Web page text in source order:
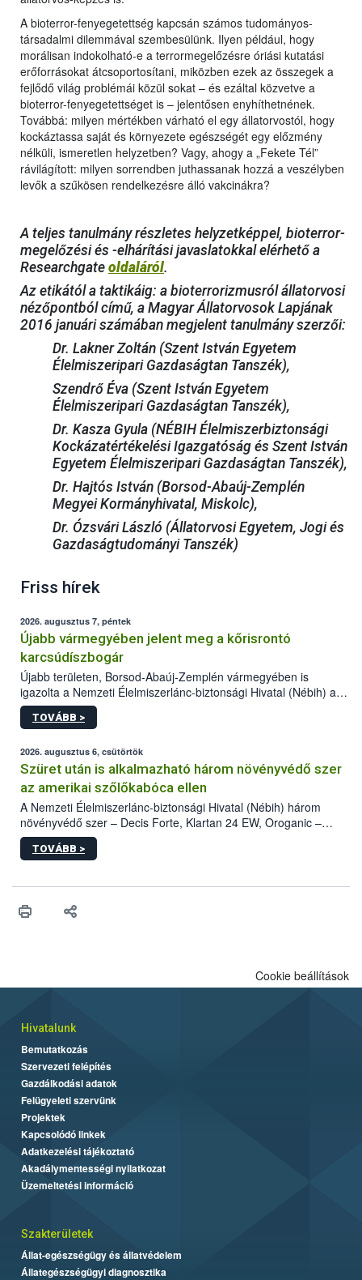
A bioterror-fenyegetettség kapcsán számos tudományos-
társadalmi dilemmával szembesülünk. Ilyen például, hogy
morálisan indokolható-e a terrormegelőzésre óriási kutatási
erőforrásokat átcsoportosítani, miközben ezek az összegek a
fejlődő világ problémái közül sokat – és ezáltal közvetve a
bioterror-fenyegetettséget is – jelentősen enyhíthetnének.
Továbbá: milyen mértékben várható el egy állatorvostól, hogy
kockáztassa saját és környezete egészségét egy előzmény
nélküli, ismeretlen helyzetben? Vagy, ahogy a „Fekete Tél”
rávilágított: milyen sorrendben juthassanak hozzá a veszélyben
levők a szűkösen rendelkezésre álló vakcinákra?
A teljes tanulmány részletes helyzetképpel, bioterror-
megelőzési és -elhárítási javaslatokkal elérhető a
Researchgate oldaláról.
Az etikától a taktikáig: a bioterrorizmusról állatorvosi
nézőpontból című, a Magyar Állatorvosok Lapjának
2016 januári számában megjelent tanulmány szerzői:
Dr. Lakner Zoltán (Szent István Egyetem
Élelmiszeripari Gazdaságtan Tanszék),
Szendrő Éva (Szent István Egyetem
Élelmiszeripari Gazdaságtan Tanszék),
Dr. Kasza Gyula (NÉBIH Élelmiszerbiztonsági
Kockázatértékelési Igazgatóság és Szent István
Egyetem Élelmiszeripari Gazdaságtan Tanszék),
Dr. Hajtós István (Borsod-Abaúj-Zemplén
Megyei Kormányhivatal, Miskolc),
Dr. Ózsvári László (Állatorvosi Egyetem, Jogi és
Gazdaságtudományi Tanszék)
Friss hírek
2026. augusztus 7, péntek
Újabb vármegyében jelent meg a kőrisrontó
karcsúdíszbogár
Újabb területen, Borsod-Abaúj-Zemplén vármegyében is
igazolta a Nemzeti Élelmiszerlánc-biztonsági Hivatal (Nébih) a
kőrisrontó karcsúdíszbogár (Agrilus planipennis) jelenlétét. A
kártevőt nem csak színcsapdában találták meg, de már fertőzött
az intenzív felderítést, emellett az intézkedéseket a szlovák
hatósággal is összehangolják a terjedés megállítása érdekében.
TOVÁBB >
2026. augusztus 6, csütörtök
Szüret után is alkalmazható három növényvédő szer
az amerikai szőlőkabóca ellen
A Nemzeti Élelmiszerlánc-biztonsági Hivatal (Nébih) három
növényvédő szer – Decis Forte, Klartan 24 EW, Oroganic –
engedélyokiratát módosította, így azok a szüretet követően,
egészen a vesszőérettség (BBCH 91) stádiumáig
érésű szőlőkben is legyen lehetőség a károsító elleni további
felhasználók számára is elérhető és ökológiai termesztésben is
TOVÁBB >
Cookie beállítások
Hivatalunk
Bemutatkozás
Szervezeti felépítés
Gazdálkodási adatok
Felügyeleti szervünk
Projektek
Kapcsolódó linkek
Adatkezelési tájékoztató
Akadálymentességi nyilatkozat
Üzemeltetési információ
Szakterületek
Állat-egészségügy és állatvédelem
Állategészségügyi diagnosztika